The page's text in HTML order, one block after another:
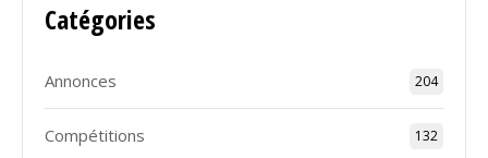
Catégories
Annonces 204
Compétitions 132